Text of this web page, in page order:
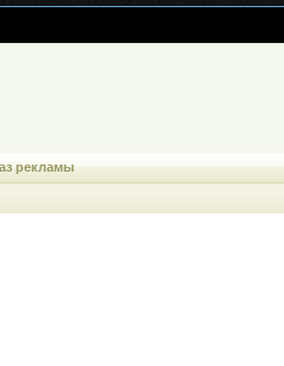
рекламы